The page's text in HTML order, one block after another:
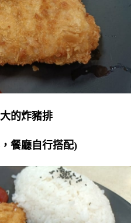
的炸豬排
餐廳自行搭配)